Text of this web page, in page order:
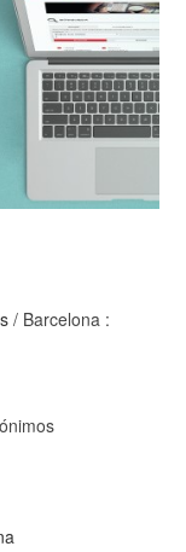
/ Barcelona :